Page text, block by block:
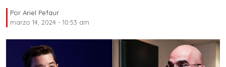
Por Ariel Pefaur
marzo 14, 2024 - 10:53 am